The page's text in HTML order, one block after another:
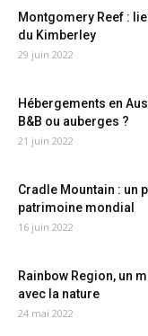
Montgomery Reef :
du Kimberley
29 juin 2022
Hébergements en
B&B ou auberges ?
21 juin 2022
Cradle Mountain : un
patrimoine mondial
16 juin 2022
Rainbow Region, un
avec la nature
24 mai 2022